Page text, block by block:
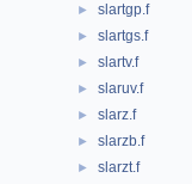
► slartgp.f
► slartgs.f
► slartv.f
► slaruv.f
► slarz.f
► slarzb.f
► slarzt.f